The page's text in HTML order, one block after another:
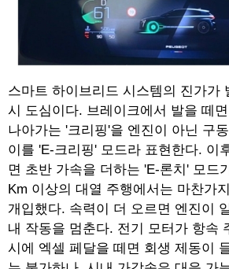
스마트 하이브리드 시스템의 진가가
시 도심이다. 브레이크에서 발을 떼
나아가는 '크리핑'을 엔진이 아닌 구
이를 'E-크리핑' 모드라 표현한다. 이
면 초반 가속을 더하는 'E-론치' 모드
Km 이상의 대열 주행에서는 마찬가
개입했다. 속력이 더 오르면 엔진이
내 작동을 멈춘다. 전기 모터가 항속
시에 엑셀 페달을 떼면 회생 제동이